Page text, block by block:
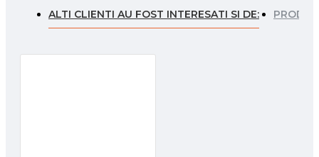
ALTI CLIENTI AU FOST INTERESATI SI DE: